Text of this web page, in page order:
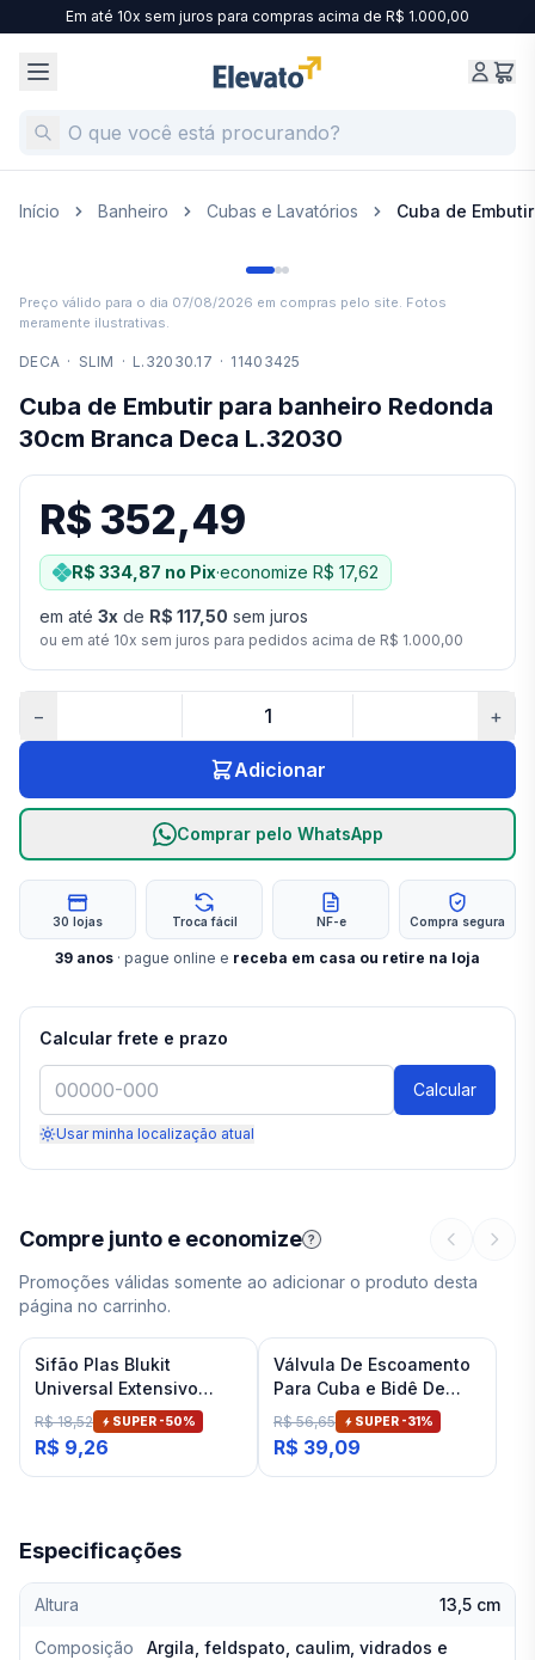
Em até 10x sem juros para compras acima de R$ 1.000,00
Início Banheiro Cubas e Lavatórios Cuba de
Preço válido para o dia 07/08/2026 em compras pelo site. Fotos
meramente ilustrativas.
Compre junto e economize ?
Promoções válidas somente ao adicionar o produto desta
página no carrinho.
Sifão Plas Blukit
Universal Extensivo
Branco
R$ 18,52 SUPER -50%
R$ 9,26
Válvula De Escoamento
Para Cuba e Bidê De
Banheiro Cromado Deca
R$ 56,65 SUPER -31%
R$ 39,09
Especificações
Altura 13,5 cm
Composição
Argila, feldspato, caulim, vidrados e
DECA · SLIM · L.32030.17 · 11403425
Cuba de Embutir para banheiro Redonda
30cm Branca Deca L.32030
R$ 352,49
R$ 334,87 no Pix·economize R$ 17,62
em até 3x de R$ 117,50 sem juros
ou em até 10x sem juros para pedidos acima de R$ 1.000,00
− +
Adicionar
Comprar pelo WhatsApp
30 lojas Troca fácil NF-e Compra segura
39 anos · pague online e receba em casa ou retire na loja
Calcular frete e prazo
Calcular
Usar minha localização atual